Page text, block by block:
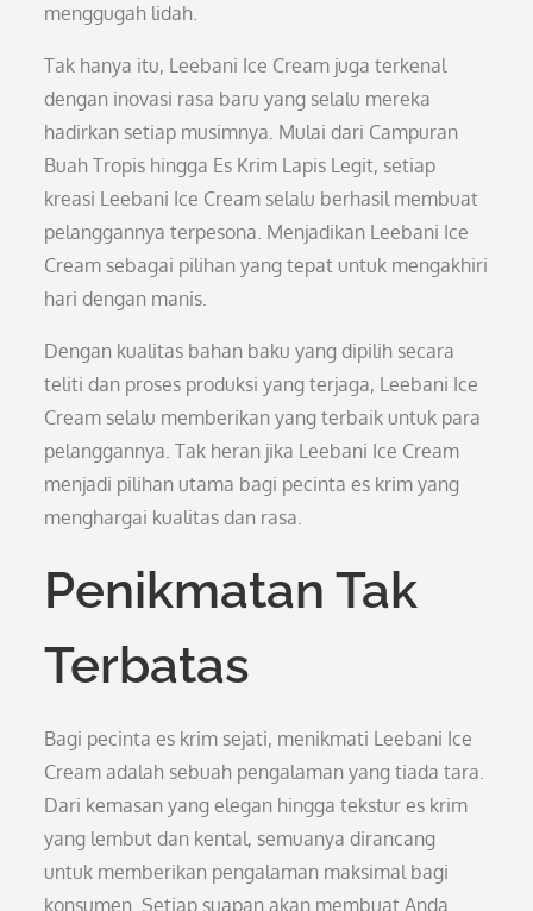
menggugah lidah.
Tak hanya itu, Leebani Ice Cream juga terkenal
dengan inovasi rasa baru yang selalu mereka
hadirkan setiap musimnya. Mulai dari Campuran
Buah Tropis hingga Es Krim Lapis Legit, setiap
kreasi Leebani Ice Cream selalu berhasil membuat
pelanggannya terpesona. Menjadikan Leebani Ice
Cream sebagai pilihan yang tepat untuk mengakhiri
hari dengan manis.
Dengan kualitas bahan baku yang dipilih secara
teliti dan proses produksi yang terjaga, Leebani Ice
Cream selalu memberikan yang terbaik untuk para
pelanggannya. Tak heran jika Leebani Ice Cream
menjadi pilihan utama bagi pecinta es krim yang
menghargai kualitas dan rasa.
Penikmatan Tak
Terbatas
Bagi pecinta es krim sejati, menikmati Leebani Ice
Cream adalah sebuah pengalaman yang tiada tara.
Dari kemasan yang elegan hingga tekstur es krim
yang lembut dan kental, semuanya dirancang
untuk memberikan pengalaman maksimal bagi
konsumen. Setiap suapan akan membuat Anda